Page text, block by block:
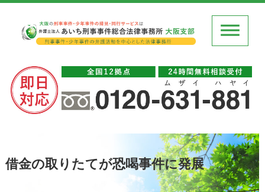
借金の取りたてが恐喝事件に発展